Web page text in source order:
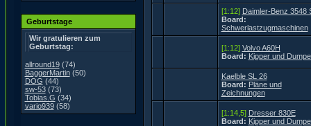
Geburtstage
Wir gratulieren zum
Geburtstag:
allround19(74)
BaggerMartin(50)
DOG (44)
sw-53(73)
Tobias.G (34)
vario939(58)
[1:12] Daimler-Benz 3548
Board:
Schwerlastzugmaschinen
[1:12] Volvo A60H
Board: Kipper und
Kaelble SL 26
Board: Pläne und
Zeichnungen
[1:14,5] Dresser 830E
Board: Kipper und